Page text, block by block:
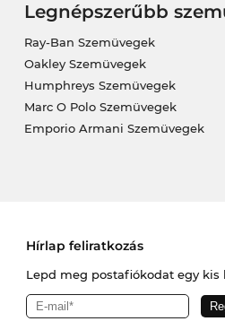
Legnépszerűbb
Ray-Ban Szemüvegek
Oakley Szemüvegek
Humphreys Szemüvegek
Marc O Polo Szemüvegek
Emporio Armani Szemüvegek
Hírlap feliratkozás
Lepd meg postafiókodat egy kis